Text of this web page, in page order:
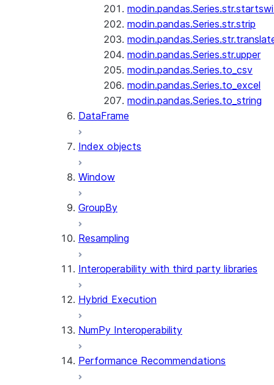
modin.pandas.Series.str.strip
modin.pandas.Series.str.upper
modin.pandas.Series.to_csv
modin.pandas.Series.to_excel
modin.pandas.Series.to_string
DataFrame
Index objects
Window
GroupBy
Resampling
Interoperability with third party libraries
Hybrid Execution
NumPy Interoperability
Performance Recommendations